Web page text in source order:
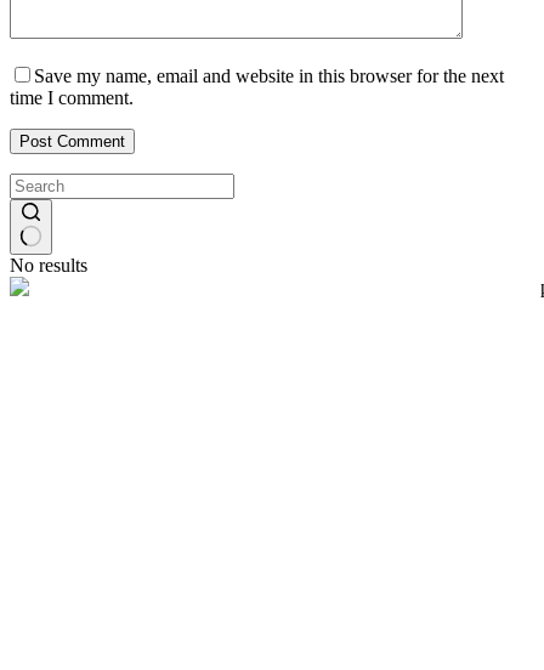
Save my name, email and website in this browser for the next
time I comment.
Post Comment
No results